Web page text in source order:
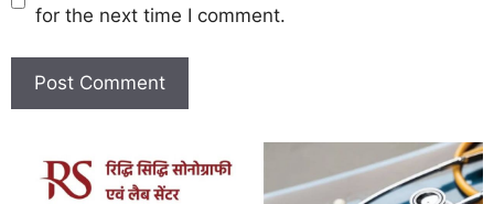
for the next time I comment.